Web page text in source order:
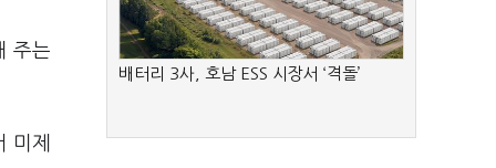
주는
미제
배터리 3사, 호남 ESS 시장서 ‘격돌’